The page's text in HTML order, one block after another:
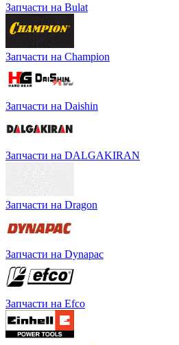
Запчасти на Bulat
Запчасти на Champion
Запчасти на Daishin
Запчасти на DALGAKIRAN
Запчасти на Dragon
Запчасти на Dynapac
Запчасти на Efco